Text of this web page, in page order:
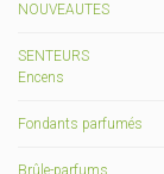
NOUVEAUTES
SENTEURS
Encens
Fondants parfumés
Brûle-parfums